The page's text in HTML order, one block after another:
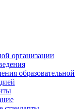
организации
образовательной